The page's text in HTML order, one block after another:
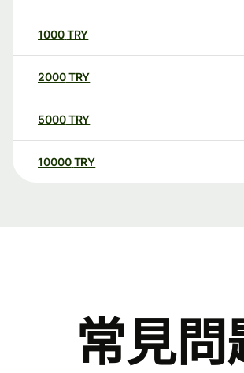
1000TRY
2000TRY
5000TRY
10000 TRY
常見問